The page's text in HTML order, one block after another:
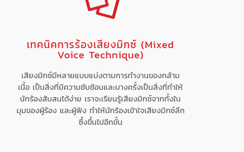
เทคนิคการร้องเสียงมิกซ์ (Mixed
Voice Technique)
เสียงมิกซ์มีหลายแบบแบ่งตามการทำงานของกล้าม
เนื้อ เป็นสิ่งที่มีความซับซ้อนและบางครั้งเป็นสิ่งที่ทำให้
นักร้องสับสนได้ง่าย เราจะเรียนรู้เสียงมิกซ์จากทั้งใน
มุมของผู้ร้อง และผู้ฟัง ทำให้นักร้องเข้าใจเสียงมิกซ์ลึก
ซึ้งขึ้นไปอีกขั้น